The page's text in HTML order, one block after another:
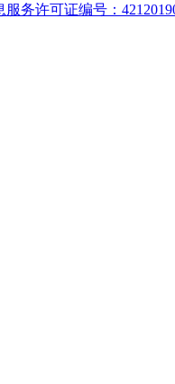
务许可证编号：